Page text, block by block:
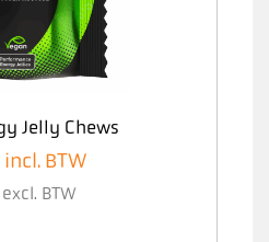
Jelly Chews
incl. BTW
excl. BTW